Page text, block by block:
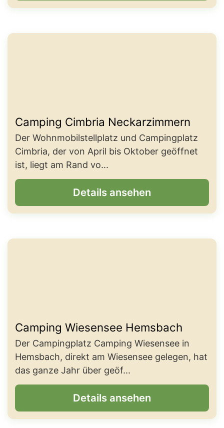
Camping Cimbria Neckarzimmern
Der Wohnmobilstellplatz und Campingplatz
Cimbria, der von April bis Oktober geöffnet
ist, liegt am Rand vo...
Details ansehen
Camping Wiesensee Hemsbach
Der Campingplatz Camping Wiesensee in
Hemsbach, direkt am Wiesensee gelegen, hat
das ganze Jahr über geöf...
Details ansehen